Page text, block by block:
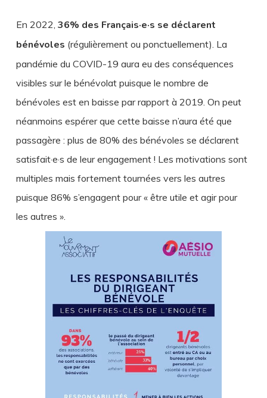
En 2022, 36% des Français·e·s se déclarent
bénévoles (régulièrement ou ponctuellement). La
pandémie du COVID-19 aura eu des conséquences
visibles sur le bénévolat puisque le nombre de
bénévoles est en baisse par rapport à 2019. On peut
néanmoins espérer que cette baisse n’aura été que
passagère : plus de 80% des bénévoles se déclarent
satisfait·e·s de leur engagement ! Les motivations sont
multiples mais fortement tournées vers les autres
puisque 86% s’engagent pour « être utile et agir pour
les autres ».